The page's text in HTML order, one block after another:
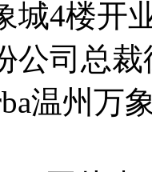
城4楼开
公司总
温州万